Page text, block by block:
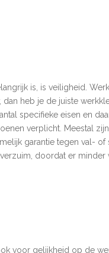
is, is veiligheid.
heb je de juiste
specifieke eisen en
verplicht. Meestal
garantie tegen val- of
doordat er minder
voor gelijkheid op de